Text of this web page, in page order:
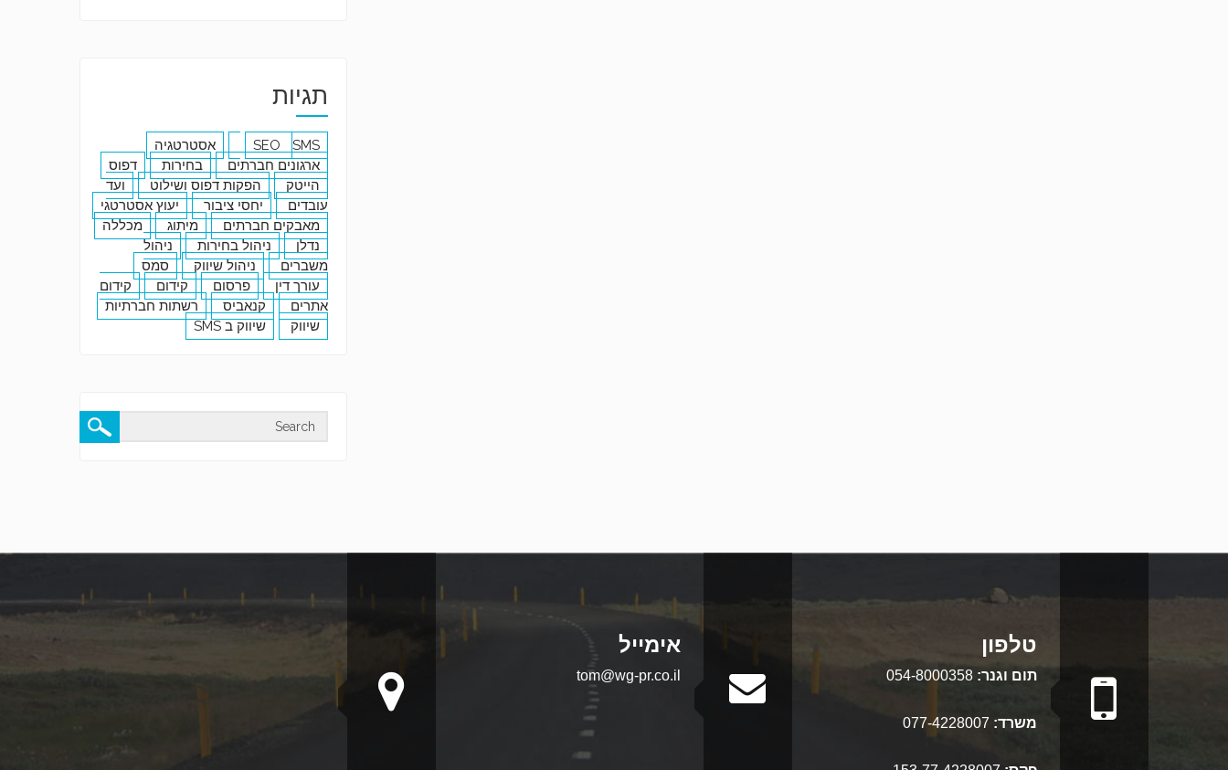
תגיות
SEO SMS
אסטרטגיה
ארגונים חברתים
בחירות
דפוס
הייטק
הפקות דפוס ושילוט
ועד
עובדים
יחסי ציבור
יעוץ אסטרטגי
מאבקים חברתים
מיתוג
מכללה
נדלן
ניהול בחירות
ניהול
משברים
ניהול שיווק
סמס
עורך דין
פרסום קידום
קידום
אתרים
קנאביס
רשתות חברתיות
שיווק
שיווק ב SMS
טלפון
תום וגנר: 054-8000358
משרד:
אימייל
tom@wg-pr.co.il